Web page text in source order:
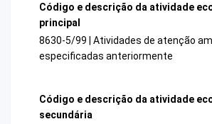
Código e descrição da atividade
principal
8630-5/99 | Atividades de atenção
especificadas anteriormente
Código e descrição da atividade
secundária